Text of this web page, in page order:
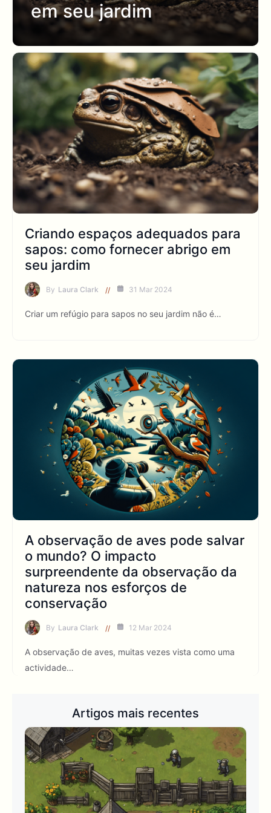
em seu jardim
Criando espaços adequados para
sapos: como fornecer abrigo em
seu jardim
By Laura Clark 31 Mar 2024
Criar um refúgio para sapos no seu jardim não é…
A observação de aves pode salvar
o mundo? O impacto
surpreendente da observação da
natureza nos esforços de
conservação
By Laura Clark 12 Mar 2024
A observação de aves, muitas vezes vista como uma
actividade…
Artigos mais recentes